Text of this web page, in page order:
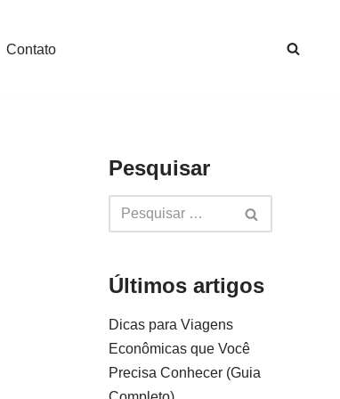
Contato
Pesquisar
Últimos artigos
Dicas para Viagens
Econômicas que Você
Precisa Conhecer (Guia